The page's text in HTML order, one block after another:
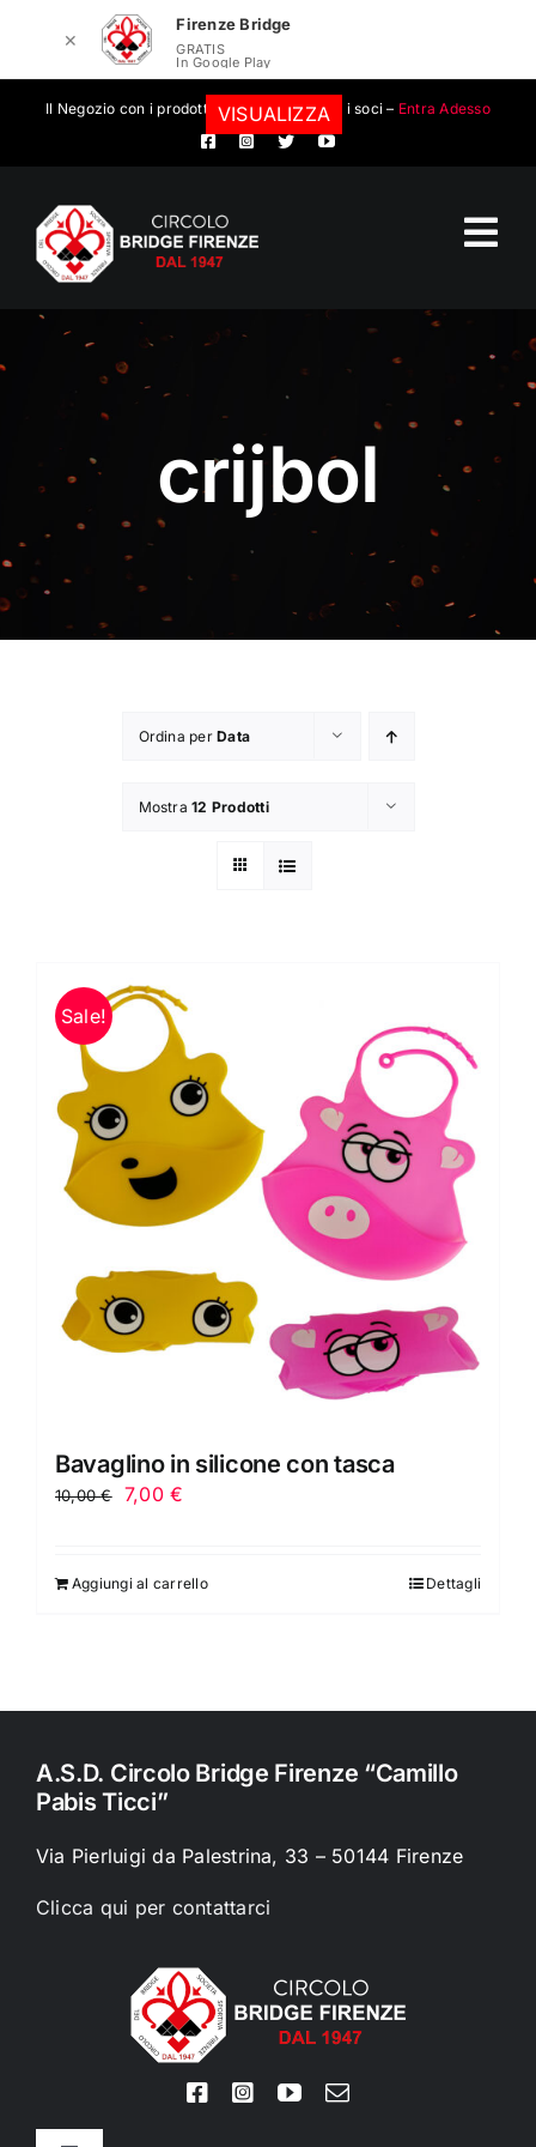
Il Negozio con i prodotti convenzionati per i soci – Entra Adesso
Circolo Bridge Firenze
Calendario eventi
Eventi
Contatti
Chi Siamo
crijbol
Ordina perData
Mostra12 Prodotti
Sale!
Bavaglino in silicone con tasca
10,00€
Il
era:
7,00€
è:
Aggiungi al carrello Dettagli
A.S.D. Circolo Bridge Firenze “Camillo
Pabis Ticci”
Via Pierluigi da Palestrina, 33 – 50144 Firenze
Clicca qui per contattarci
✕
Firenze Bridge
GRATIS
In Google Play
VISUALIZZA